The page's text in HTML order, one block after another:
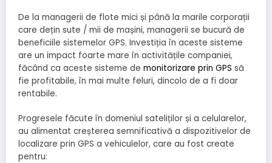
De la managerii de flote mici și până la marile corporații
care dețin sute / mii de mașini, managerii se bucură de
beneficiile sistemelor GPS. Investiția în aceste sisteme
are un impact foarte mare în activitățile companiei,
făcând ca aceste sisteme de monitorizare prin GPS să
fie profitabile, în mai multe feluri, dincolo de a fi doar
rentabile.
Progresele făcute în domeniul sateliților și a celularelor,
au alimentat creșterea semnificativă a dispozitivelor de
localizare prin GPS a vehiculelor, care au fost create
pentru: